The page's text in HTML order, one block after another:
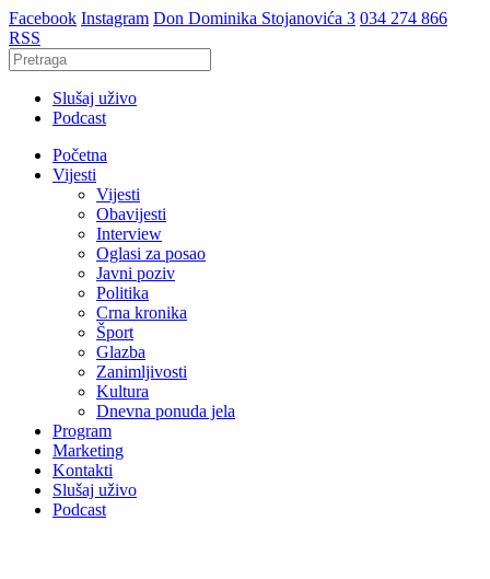
Facebook Instagram Don Dominika Stojanovića 3 034 274 866
RSS
Slušaj uživo
Podcast
Početna
Vijesti
Vijesti
Obavijesti
Interview
Oglasi za posao
Javni poziv
Politika
Crna kronika
Šport
Glazba
Zanimljivosti
Kultura
Dnevna ponuda jela
Program
Marketing
Kontakti
Slušaj uživo
Podcast